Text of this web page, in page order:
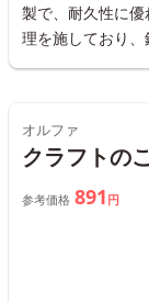
製で、耐久性に
理を施しており、
オルファ
クラフトのこ
参考価格 891 円